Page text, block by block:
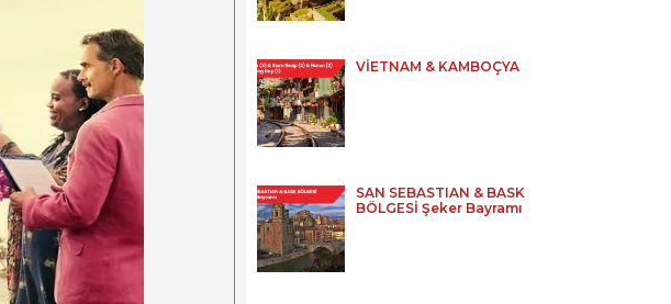
VİETNAM & KAMBOÇYA
SAN SEBASTIAN & BASK
BÖLGESİ Şeker Bayramı